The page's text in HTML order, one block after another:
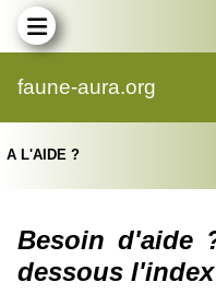
faune-aura.org
A L'AIDE ?
Besoin d'aide
dessous